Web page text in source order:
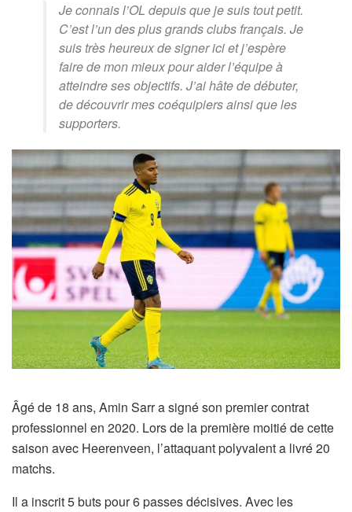
Je connais l’OL depuis que je suis tout petit.
C’est l’un des plus grands clubs français. Je
suis très heureux de signer ici et j’espère
faire de mon mieux pour aider l’équipe à
atteindre ses objectifs. J’ai hâte de débuter,
de découvrir mes coéquipiers ainsi que les
supporters.
Âgé de 18 ans, Amin Sarr a signé son premier contrat
professionnel en 2020. Lors de la première moitié de cette
saison avec Heerenveen, l’attaquant polyvalent a livré 20
matchs.
Il a inscrit 5 buts pour 6 passes décisives. Avec les